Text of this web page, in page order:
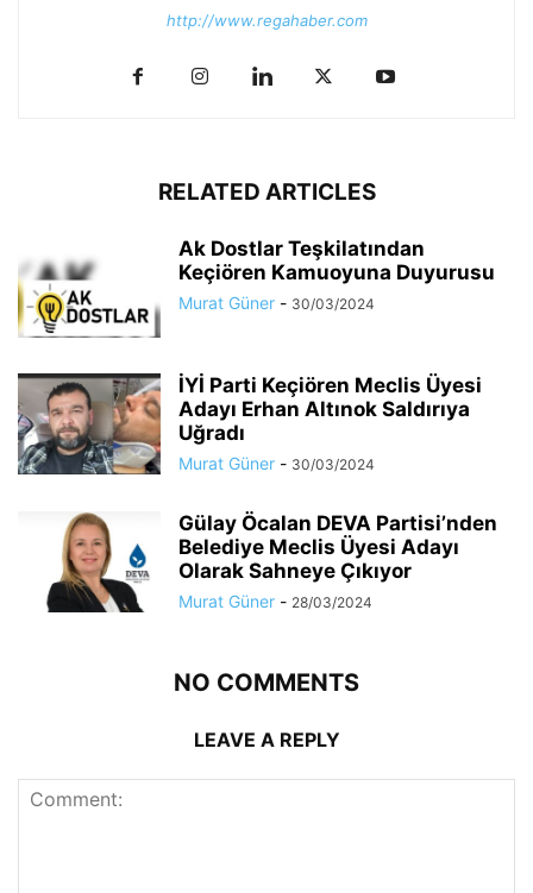
http://www.regahaber.com
RELATED ARTICLES
Ak Dostlar Teşkilatından
Keçiören Kamuoyuna Duyurusu
Murat Güner - 30/03/2024
İYİ Parti Keçiören Meclis Üyesi
Adayı Erhan Altınok Saldırıya
Uğradı
Murat Güner - 30/03/2024
Gülay Öcalan DEVA Partisi’nden
Belediye Meclis Üyesi Adayı
Olarak Sahneye Çıkıyor
Murat Güner - 28/03/2024
NO COMMENTS
LEAVE A REPLY